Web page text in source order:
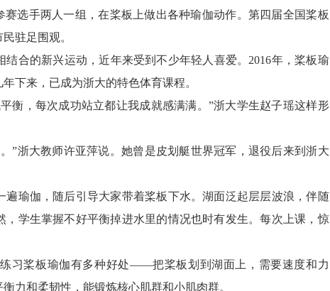
选手两人一组，在桨板上做出各种瑜伽动作。第四届全国桨板
驻足围观。
的新兴运动，近年来受到不少年轻人喜爱。2016年，桨板瑜
下来，已成为浙大的特色体育课程。
，每次成功站立都让我成就感满满。”浙大学生赵子瑶这样形
浙大教师许亚萍说。她曾是皮划艇世界冠军，退役后来到浙大
瑜伽，随后引导大家带着桨板下水。湖面泛起层层波浪，伴随
学生掌握不好平衡掉进水里的情况也时有发生。每次上课，惊
桨板瑜伽有多种好处——把桨板划到湖面上，需要速度和力
力和柔韧性，能锻炼核心肌群和小肌肉群。